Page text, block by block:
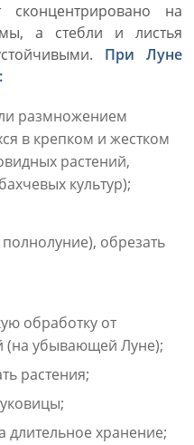
сконцентрировано на
а стебли и листья
При Луне
размножением
в крепком и жестком
растений,
культур);
обрезать
обработку от
(на убывающей Луне);
растения;
длительное хранение;